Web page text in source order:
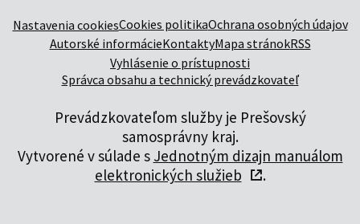
Nastavenia cookiesCookies politikaOchrana osobných údajov
Autorské informácieKontaktyMapa stránokRSS
Vyhlásenie o prístupnosti
Správca obsahu a technický prevádzkovateľ
Prevádzkovateľom služby je Prešovský
samosprávny kraj.
Vytvorené v súlade s Jednotným dizajn manuálom
elektronických služieb
.